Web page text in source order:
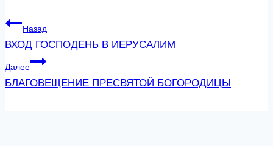
Назад
ВХОД ГОСПОДЕНЬ В ИЕРУСАЛИМ
Далее
БЛАГОВЕЩЕНИЕ ПРЕСВЯТОЙ БОГОРОДИЦЫ